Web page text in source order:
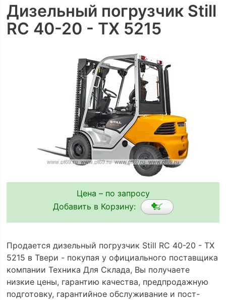
Дизельный погрузчик Still
RC 40-20 - TX 5215
Цена – по запросу
Добавить в Корзину:
Продается дизельный погрузчик Still RC 40-20 - TX
5215 в Твери - покупая у официального поставщика
компании Техника Для Склада, Вы получаете
низкие цены, гарантию качества, предпродажную
подготовку, гарантийное обслуживание и пост-